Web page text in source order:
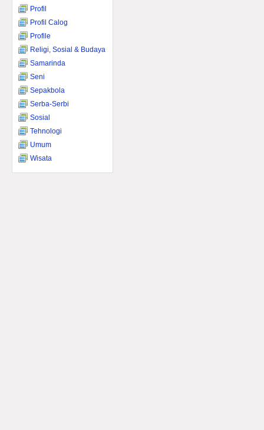
Profil
Profil Calog
Profile
Religi, Sosial & Budaya
Samarinda
Seni
Sepakbola
Serba-Serbi
Sosial
Tehnologi
Umum
Wisata